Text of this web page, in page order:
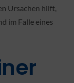
Ursachen hilft,
im Falle eines